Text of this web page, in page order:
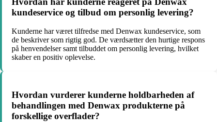
kundeservice og tilbud om personlig levering?
Kunderne har været tilfredse med Denwax kundeservice, som
de beskriver som rigtig god. De værdsætter den hurtige respons
på henvendelser samt tilbuddet om personlig levering, hvilket
skaber en positiv oplevelse.
Hvordan vurderer kunderne holdbarheden af
behandlingen med Denwax produkterne på
forskellige overflader?